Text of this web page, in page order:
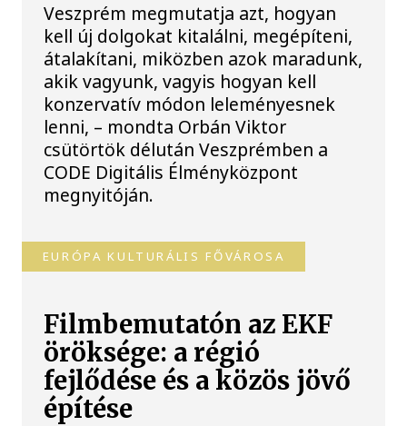
Veszprém megmutatja azt, hogyan
kell új dolgokat kitalálni, megépíteni,
átalakítani, miközben azok maradunk,
akik vagyunk, vagyis hogyan kell
konzervatív módon leleményesnek
lenni, – mondta Orbán Viktor
csütörtök délután Veszprémben a
CODE Digitális Élményközpont
megnyitóján.
EURÓPA KULTURÁLIS FŐVÁROSA
Filmbemutatón az EKF
öröksége: a régió
fejlődése és a közös jövő
építése